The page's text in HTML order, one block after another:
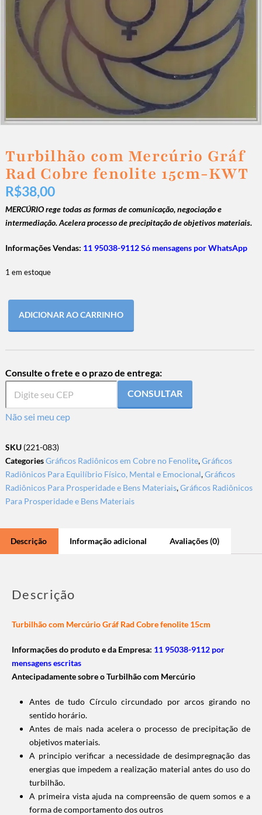
Turbilhão com Mercúrio Gráf
Rad Cobre fenolite 15cm-KWT
R$38,00
MERCÚRIO rege todas as formas de comunicação, negociação e
intermediação. Acelera processo de precipitação de objetivos materiais.
Informações Vendas: 11 95038-9112 Só mensagens por WhatsApp
1 em estoque
ADICIONAR AO CARRINHO
Consulte o frete e o prazo de entrega:
CONSULTAR
Não sei meu cep
SKU (221-083)
CategoriesGráficos Radiônicos em Cobre no Fenolite,Gráficos
Radiônicos Para Equilíbrio Físico, Mental e Emocional,Gráficos
Radiônicos Para Prosperidade e Bens Materiais,Gráficos Radiônicos
Para Prosperidade e Bens Materiais
Descrição Informação adicional Avaliações (0)
Descrição
Turbilhão com Mercúrio Gráf Rad Cobre fenolite 15cm
Informações do produto e da Empresa: 11 95038-9112 por
mensagens escritas
Antecipadamente sobre o Turbilhão com Mercúrio
Antes de tudo Círculo circundado por arcos girando no
sentido horário.
Antes de mais nada acelera o processo de precipitação de
objetivos materiais.
A principio verificar a necessidade de desimpregnação das
energias que impedem a realização material antes do uso do
turbilhão.
A primeira vista ajuda na compreensão de quem somos e a
forma de comportamento dos outros